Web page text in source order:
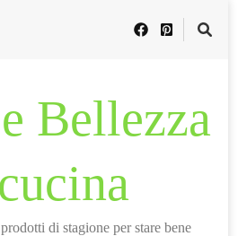
Bellezza
di stagione per stare bene